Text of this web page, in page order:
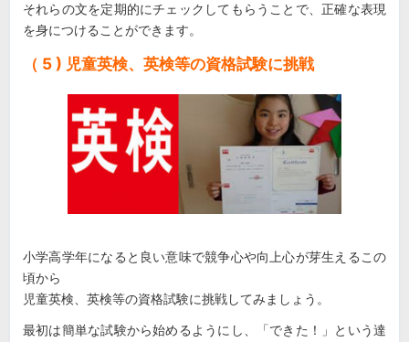
それらの文を定期的にチェックしてもらうことで、正確な表現
を身につけることができます。
（ 5 ) 児童英検、英検等の資格試験に挑戦
小学高学年になると良い意味で競争心や向上心が芽生えるこの
頃から
児童英検、英検等の資格試験に挑戦してみましょう。
最初は簡単な試験から始めるようにし、「できた！」という達